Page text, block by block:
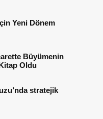
Yeni Dönem
Büyümenin
Oldu
stratejik